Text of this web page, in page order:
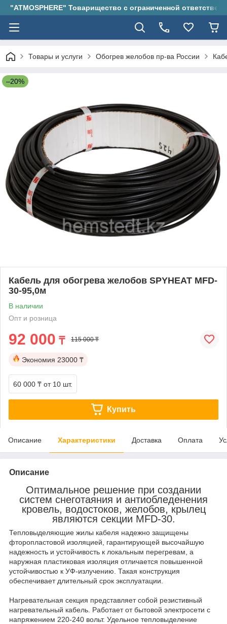
"ATMOSPHERE" Товарищество с ограниченной
Товары и услуги Обогрев желобов пр-ва России
–20%
Кабель для обогрева желобов SPYHEAT MFD-
30-95,0м
В наличии
Опт и розница
92 000 ₸ 115 000 ₸
Экономия 23000 ₸
60 000 ₸ от 10 шт.
Купить
Описание Характеристики Доставка Оплата
Описание
Оптимальное решение при создании
систем снеготаяния и антиобледенения
кровель, водостоков, желобов, крылец
являются секции MFD-30.
Тепловыделяющие жилы кабеля надежно защищены
фторопластовой изоляцией, гарантирующей высочайшую
надежность и устойчивость к локальным перегревам, а
наружная пластиковая изоляция отличается повышенной
устойчивостью к УФ-излучению. Такая конструкция
обеспечивает длительный срок эксплуатации.
Нагревательная секция представляет собой резистивный
нагревательный кабель. Работает от бытовой электросети с
напряжением 220-240 вольт. Удельное тепловыделение